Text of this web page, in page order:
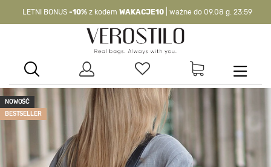
LETNI BONUS -10% z kodem WAKACJE10 | ważne do 09.08 g. 23:59
WAKACJE10| nie dotyczy produktów z flagą OKAZJA >
NOWOŚĆ
BESTSELLER